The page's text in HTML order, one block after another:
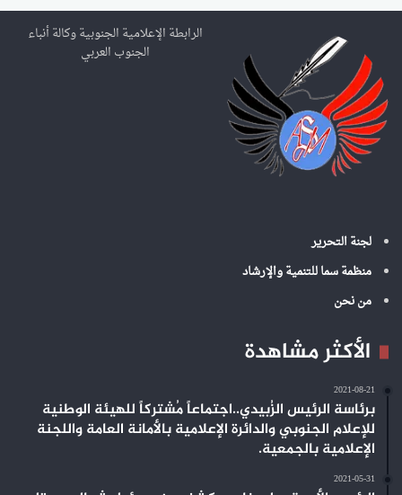
ث
ع
ن
الرابطة الإعلامية الجنوبية وكالة أنباء
الجنوب العربي
لجنة التحرير
منظمة سما للتنمية والإرشاد
من نحن
الأكثر مشاهدة
2021-08-21
برئاسة الرئيس الزُبيدي..اجتماعاً مُشتركاً للهيئة الوطنية
للإعلام الجنوبي والدائرة الإعلامية بالأمانة العامة واللجنة
الإعلامية بالجمعية.
2021-05-31